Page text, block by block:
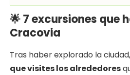
🌟 7 excursiones que
Cracovia
Tras haber explorado la ciudad,
que visites los alrededores